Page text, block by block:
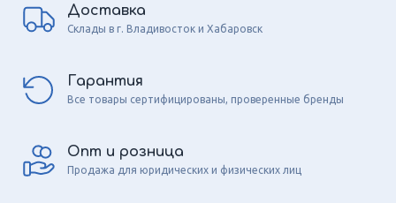
Доставка
Склады в г. Владивосток и Хабаровск
Гарантия
Все товары сертифицированы, проверенные бренды
Опт и розница
Продажа для юридических и физических лиц